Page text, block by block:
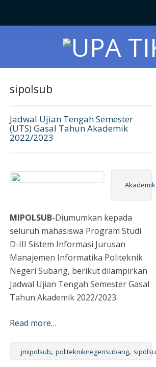
sipolsub
Jadwal Ujian Tengah Semester
(UTS) Gasal Tahun Akademik
2022/2023
Akademik
MIPOLSUB-Diumumkan kepada
seluruh mahasiswa Program Studi
D-III Sistem Informasi Jurusan
Manajemen Informatika Politeknik
Negeri Subang, berikut dilampirkan
Jadwal Ujian Tengah Semester Gasal
Tahun Akademik 2022/2023.
Read more…
jmipolsub, politekniknegerisubang,